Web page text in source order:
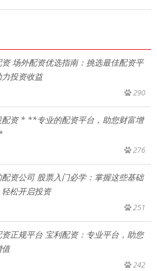
最佳配资平
力投资收益
290
资平台，助您财富增
276
配资公司 股票入门必学：掌握这些基础
轻松开启投资
251
资正规平台 宝利配资：专业平台，助您
值
242